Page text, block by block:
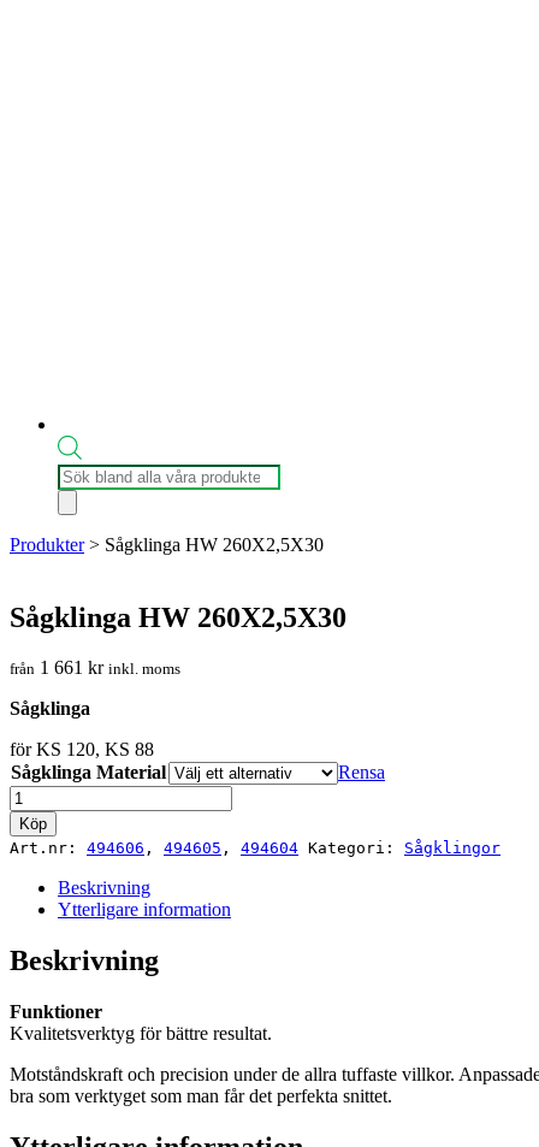
Produktsökning
Produkter> Sågklinga HW 260X2,5X30
Sågklinga HW 260X2,5X30
från 1 661 kr inkl. moms
Sågklinga
för KS 120, KS 88
Sågklinga Material
Rensa
Sågklinga
HW
260X2,5X30
Köp
Art.nr: 494606 , 494605 , 494604 Kategori: Sågklingor
Beskrivning
Ytterligare information
Beskrivning
Funktioner
Kvalitetsverktyg för bättre resultat.
Motståndskraft och precision under de allra tuffaste villkor.
bra som verktyget som man får det perfekta snittet.